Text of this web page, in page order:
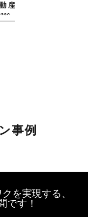
事例
を実現する、
です！